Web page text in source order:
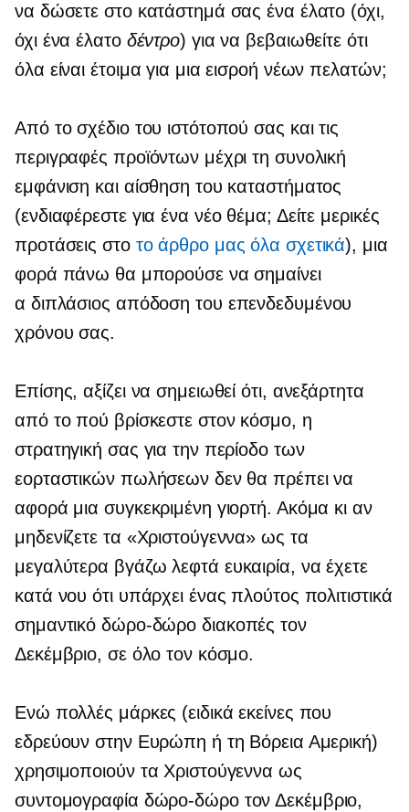
να δώσετε στο κατάστημά σας ένα έλατο (όχι,
όχι ένα έλατο δέντρο) για να βεβαιωθείτε ότι
όλα είναι έτοιμα για μια εισροή νέων πελατών;
Από το σχέδιο του ιστότοπού σας και τις
περιγραφές προϊόντων μέχρι τη συνολική
εμφάνιση και αίσθηση του καταστήματος
(ενδιαφέρεστε για ένα νέο θέμα; Δείτε μερικές
προτάσεις στο το άρθρο μας όλα σχετικά), μια
φορά πάνω θα μπορούσε να σημαίνει
α διπλάσιος απόδοση του επενδεδυμένου
χρόνου σας.
Επίσης, αξίζει να σημειωθεί ότι, ανεξάρτητα
από το πού βρίσκεστε στον κόσμο, η
στρατηγική σας για την περίοδο των
εορταστικών πωλήσεων δεν θα πρέπει να
αφορά μια συγκεκριμένη γιορτή. Ακόμα κι αν
μηδενίζετε τα «Χριστούγεννα» ως τα
μεγαλύτερα βγάζω λεφτά ευκαιρία, να έχετε
κατά νου ότι υπάρχει ένας πλούτος πολιτιστικά
σημαντικόδώρο-δώρο διακοπές τον
Δεκέμβριο, σε όλο τον κόσμο.
Ενώ πολλές μάρκες (ειδικά εκείνες που
εδρεύουν στην Ευρώπη ή τη Βόρεια Αμερική)
χρησιμοποιούν τα Χριστούγεννα ως
συντομογραφία δώρο-δώροτον Δεκέμβριο,